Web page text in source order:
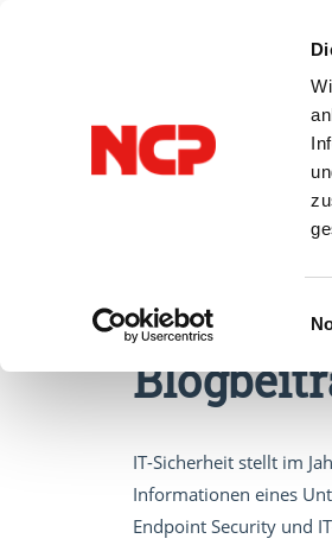
IT-Sicherheit stellt im
Informationen eines
Endpoint Security und